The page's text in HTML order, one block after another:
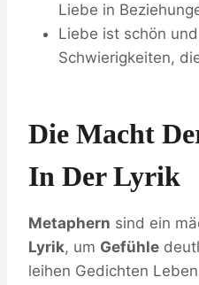
Liebe in
Liebe ist schön
Schwierigkeiten,
Die Macht
In Der Lyrik
Metaphern sind ein
Lyrik, um Gefühle
leihen Gedichten